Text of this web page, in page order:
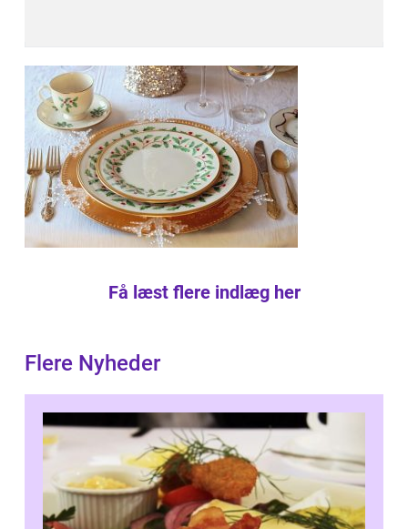
Få læst flere indlæg her
Flere Nyheder